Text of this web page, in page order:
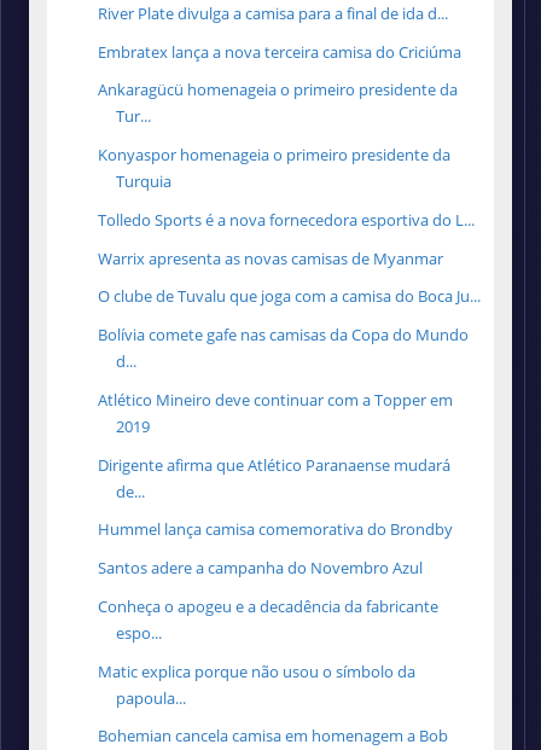
River Plate divulga a camisa para a final de ida d...
Embratex lança a nova terceira camisa do Criciúma
Ankaragücü homenageia o primeiro presidente da
Tur...
Konyaspor homenageia o primeiro presidente da
Turquia
Tolledo Sports é a nova fornecedora esportiva do L...
Warrix apresenta as novas camisas de Myanmar
O clube de Tuvalu que joga com a camisa do Boca Ju...
Bolívia comete gafe nas camisas da Copa do Mundo
d...
Atlético Mineiro deve continuar com a Topper em
2019
Dirigente afirma que Atlético Paranaense mudará
de...
Hummel lança camisa comemorativa do Brondby
Santos adere a campanha do Novembro Azul
Conheça o apogeu e a decadência da fabricante
espo...
Matic explica porque não usou o símbolo da
papoula...
Bohemian cancela camisa em homenagem a Bob